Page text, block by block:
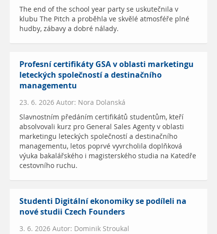
The end of the school year party se uskutečnila v
klubu The Pitch a proběhla ve skvělé atmosféře plné
hudby, zábavy a dobré nálady.
Profesní certifikáty GSA v oblasti marketingu
leteckých společností a destinačního
managementu
23. 6. 2026 Autor: Nora Dolanská
Slavnostním předáním certifikátů studentům, kteří
absolvovali kurz pro General Sales Agenty v oblasti
marketingu leteckých společností a destinačního
managementu, letos poprvé vyvrcholila doplňková
výuka bakalářského i magisterského studia na Katedře
cestovního ruchu.
Studenti Digitální ekonomiky se podíleli na
nové studii Czech Founders
3. 6. 2026 Autor: Dominik Stroukal